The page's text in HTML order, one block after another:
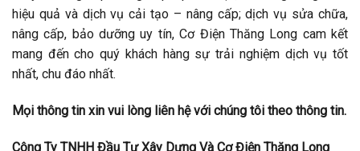
hiệu quả và dịch vụ cải tạo – nâng cấp; dịch vụ sửa chữa,
nâng cấp, bảo dưỡng uy tín, Cơ Điện Thăng Long cam kết
mang đến cho quý khách hàng sự trải nghiệm dịch vụ tốt
nhất, chu đáo nhất.
Mọi thông tin xin vui lòng liên hệ với chúng tôi theo thông tin.
Công Ty TNHH Đầu Tư Xây Dựng Và Cơ Điện Thăng Long